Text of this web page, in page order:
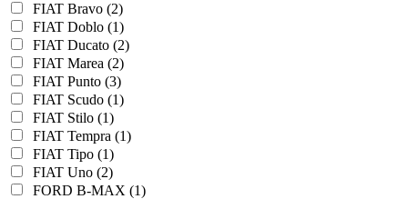
FIAT Bravo (2)
FIAT Doblo (1)
FIAT Ducato (2)
FIAT Marea (2)
FIAT Punto (3)
FIAT Scudo (1)
FIAT Stilo (1)
FIAT Tempra (1)
FIAT Tipo (1)
FIAT Uno (2)
FORD B-MAX (1)